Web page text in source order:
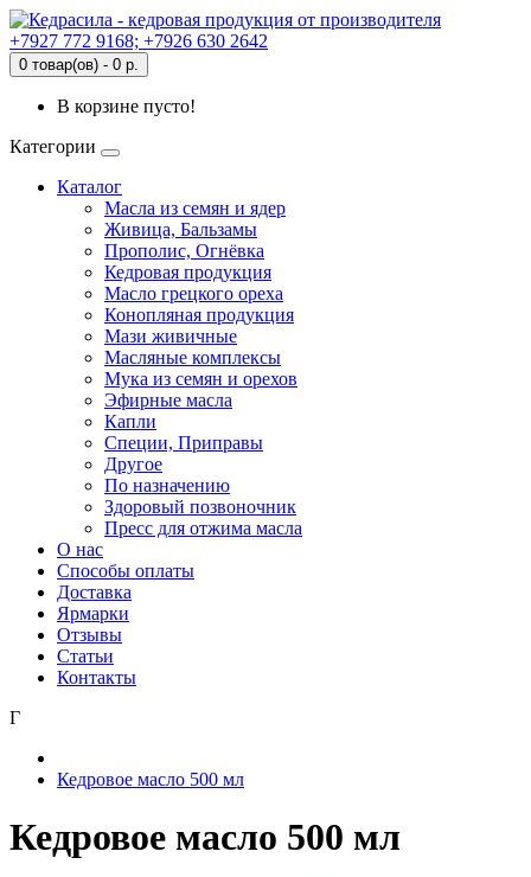
+7927 772 9168; +7926 630 2642
0 товар(ов) - 0 р.
В корзине пусто!
Категории
Каталог
Масла из семян и ядер
Живица, Бальзамы
Прополис, Огнёвка
Кедровая продукция
Масло грецкого ореха
Конопляная продукция
Мази живичные
Масляные комплексы
Мука из семян и орехов
Эфирные масла
Капли
Специи, Приправы
Другое
По назначению
Здоровый позвоночник
Пресс для отжима масла
О нас
Способы оплаты
Доставка
Ярмарки
Отзывы
Статьи
Контакты
Г
Кедровое масло 500 мл
Кедровое масло 500 мл